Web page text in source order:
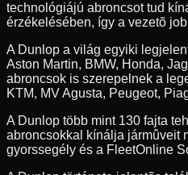
technológiájú abroncsot tud
érzékelésében, így a vezetõ
A Dunlop a világ egyiki
Aston Martin, BMW, Honda,
abroncsok is szerepelnek a
KTM, MV Agusta, Peugeot,
A Dunlop több mint 130 fajta
abroncsokkal kínálja jármûveit
gyorssegély és a FleetOnline